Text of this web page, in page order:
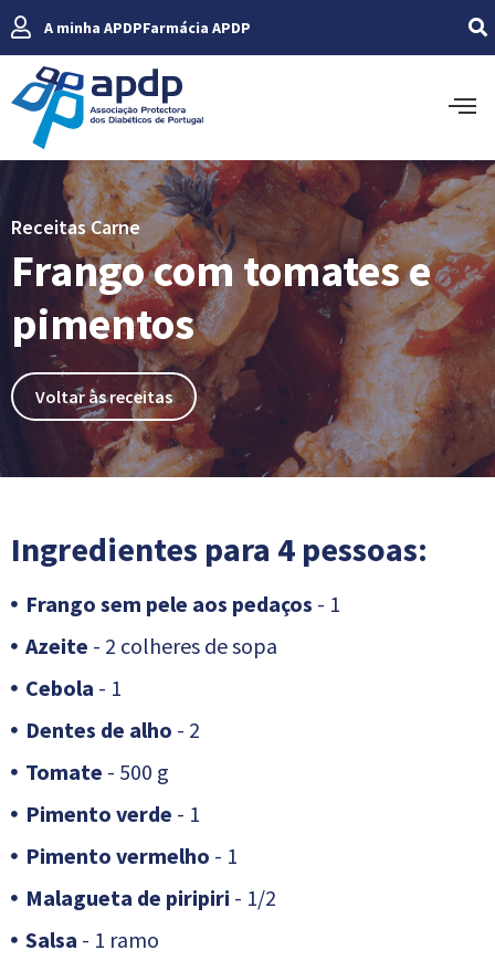
A minha APDPFarmácia APDP
Receitas Carne
Frango com tomates e
pimentos
Voltar às receitas
Ingredientes para 4 pessoas:
Frango sem pele aos pedaços - 1
Azeite - 2 colheres de sopa
Cebola - 1
Dentes de alho - 2
Tomate - 500 g
Pimento verde - 1
Pimento vermelho - 1
Malagueta de piripiri - 1/2
Salsa - 1 ramo